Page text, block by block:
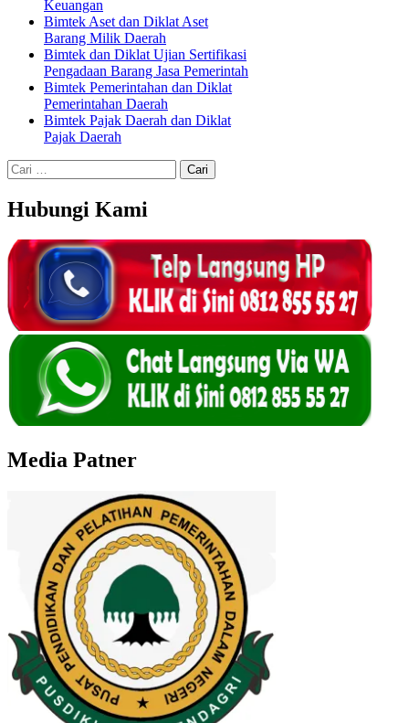
Keuangan
Bimtek Aset dan Diklat Aset
Barang Milik Daerah
Bimtek dan Diklat Ujian Sertifikasi
Pengadaan Barang Jasa Pemerintah
Bimtek Pemerintahan dan Diklat
Pemerintahan Daerah
Bimtek Pajak Daerah dan Diklat
Pajak Daerah
Cari
untuk:
Hubungi Kami
Media Patner